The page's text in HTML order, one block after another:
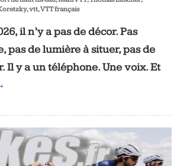
,vtt,VTT français
il n’y a pas de décor. Pas
pas de lumière à situer, pas de
. Il y a un téléphone. Une voix. Et